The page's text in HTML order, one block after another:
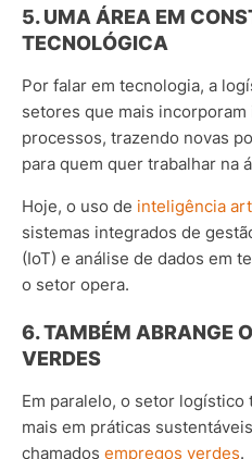
5. UMA ÁREA EM
TECNOLÓGICA
Por falar em tecnologia, a
setores que mais incorporam
processos, trazendo novas
para quem quer trabalhar na
Hoje, o uso de inteligência
sistemas integrados de
(IoT) e análise de dados em
o setor opera.
6. TAMBÉM ABRANGE
VERDES
Em paralelo, o setor logístico
mais em práticas
chamados empregos verdes.